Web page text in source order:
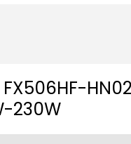
FX506HF-
230W